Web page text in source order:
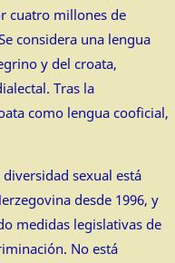
cuatro millones de
considera una lengua
y del croata,
Tras la
como lengua cooficial,
sexual está
desde 1996, y
medidas legislativas de
No está